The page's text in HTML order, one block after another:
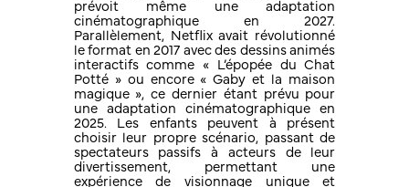
prévoit même une adaptation
cinématographique en 2027.
Parallèlement, Netflix avait révolutionné
le format en 2017 avec des dessins animés
interactifs comme « L’épopée du Chat
Potté » ou encore « Gaby et la maison
magique », ce dernier étant prévu pour
une adaptation cinématographique en
2025. Les enfants peuvent à présent
choisir leur propre scénario, passant de
spectateurs passifs à acteurs de leur
divertissement, permettant une
expérience de visionnage unique et